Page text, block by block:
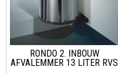
RONDO 2. INBOUW
AFVALEMMER 13 LITER RVS